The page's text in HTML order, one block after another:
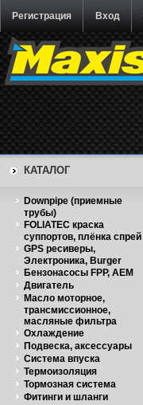
Регистрация Вход
КАТАЛОГ
Downpipe (приемные
трубы)
FOLIATEC краска
суппортов, плёнка спрей
GPS ресиверы,
Электроника, Burger
Бензонасосы FPP, AEM
Двигатель
Масло моторное,
трансмиссионное,
масляные фильтра
Охлаждение
Подвеска, аксессуары
Система впуска
Термоизоляция
Тормозная система
Фитинги и шланги